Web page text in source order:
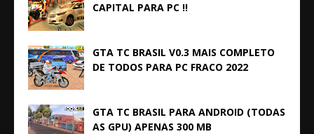
CAPITAL PARA PC !!
GTA TC BRASIL V0.3 MAIS COMPLETO
DE TODOS PARA PC FRACO 2022
GTA TC BRASIL PARA ANDROID (TODAS
AS GPU) APENAS 300 MB